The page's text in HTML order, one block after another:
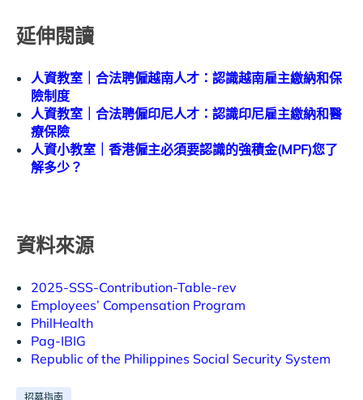
延伸閱讀
人資教室｜合法聘僱越南人才：認識越南雇主繳納和保
險制度
人資教室｜合法聘僱印尼人才：認識印尼雇主繳納和醫
療保險
人資小教室｜香港僱主必須要認識的強積金(MPF)您了
解多少？
資料來源
2025-SSS-Contribution-Table-rev
Employees’ Compensation Program
PhilHealth
Pag-IBIG
Republic of the Philippines Social Security System
招募指南